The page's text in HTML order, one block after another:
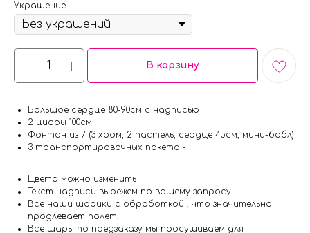
Украшение
В корзину
Большое сердце 80-90см с надписью
2 цифры 100см
Фонтан из 7 (3 хром, 2 пастель, сердце 45см, мини-бабл)
3 транспортировочных пакета -
Цвета можно изменить
Текст надписи вырежем по вашему запросу
Все наши шарики с обработкой , что значительно
продлевает полет.
Все шары по предзаказу мы просушиваем для